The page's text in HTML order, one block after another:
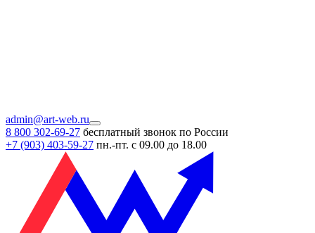
admin@art-web.ru
8 800 302-69-27 бесплатный звонок по России
+7 (903) 403-59-27 пн.-пт. с 09.00 до 18.00